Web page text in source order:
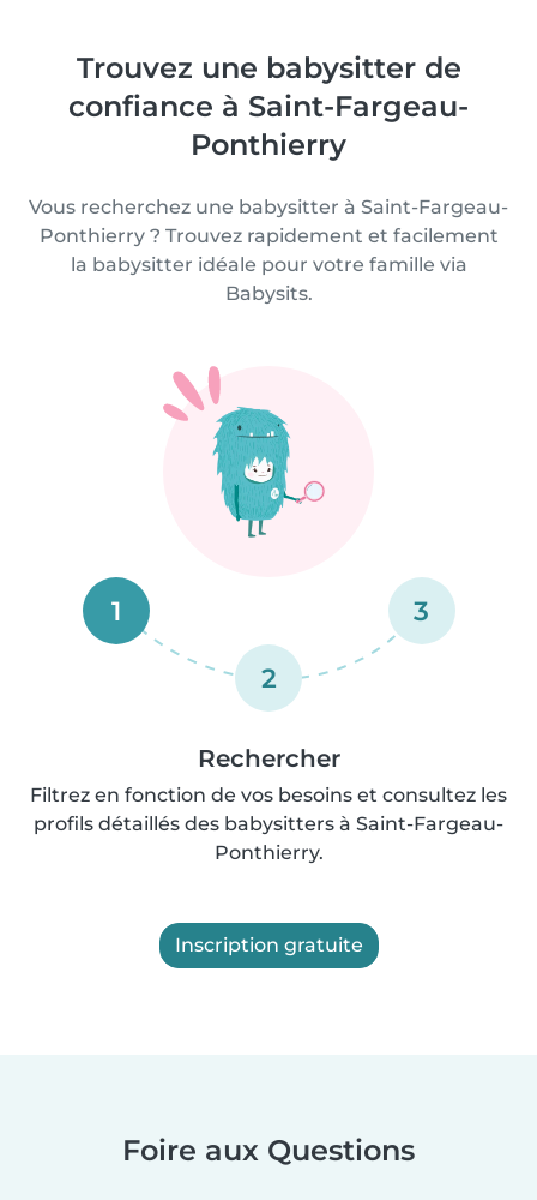
Trouvez une babysitter de
confiance à Saint-Fargeau-
Ponthierry
Vous recherchez une babysitter à Saint-Fargeau-
Ponthierry ? Trouvez rapidement et facilement
la babysitter idéale pour votre famille via
Babysits.
1
2
3
Rechercher
Filtrez en fonction de vos besoins et consultez les
profils détaillés des babysitters à Saint-Fargeau-
Ponthierry.
Inscription gratuite
Foire aux Questions